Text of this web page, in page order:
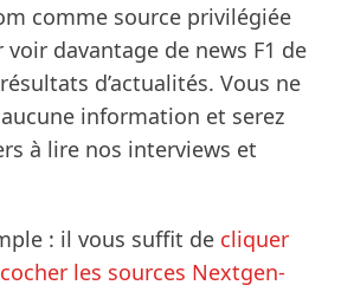
comme source privilégiée
davantage de news F1 de
d’actualités. Vous ne
information et serez
à lire nos interviews et
: il vous suffit de cliquer
les sources Nextgen-